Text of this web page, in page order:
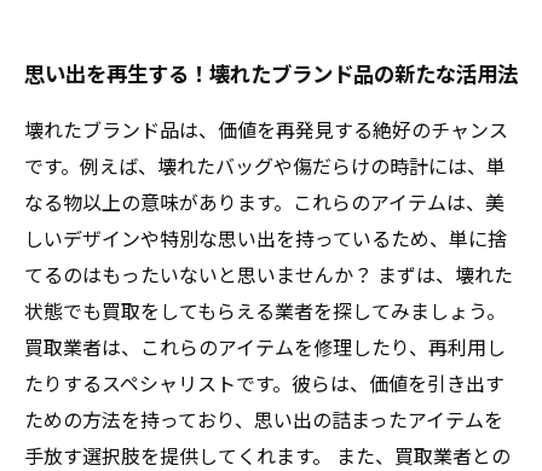
思い出を再生する！壊れたブランド品の新たな活用法
壊れたブランド品は、価値を再発見する絶好のチャンス
です。例えば、壊れたバッグや傷だらけの時計には、単
なる物以上の意味があります。これらのアイテムは、美
しいデザインや特別な思い出を持っているため、単に捨
てるのはもったいないと思いませんか？ まずは、壊れた
状態でも買取をしてもらえる業者を探してみましょう。
買取業者は、これらのアイテムを修理したり、再利用し
たりするスペシャリストです。彼らは、価値を引き出す
ための方法を持っており、思い出の詰まったアイテムを
手放す選択肢を提供してくれます。 また、買取業者との